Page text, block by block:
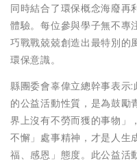
同時結合了環保概念海廢再
體驗。每位參與學子無不專
巧戰戰兢兢創造出最特別的
環保意識。
縣團委會辜偉立總幹事表示
的公益活動性質，是為鼓勵
界上沒有不勞而獲的事物」
不懈」處事精神，才是人生
福、感恩」態度。此公益活